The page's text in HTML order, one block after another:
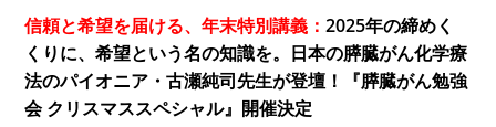
ス
ス
ペ
シ
ャ
ル』
信頼と希望を届ける、年末特別講義：2025年の締めく
くりに、希望という名の知識を。日本の膵臓がん化学療
法のパイオニア・古瀬純司先生が登壇！『膵臓がん勉強
会 クリスマススペシャル』開催決定